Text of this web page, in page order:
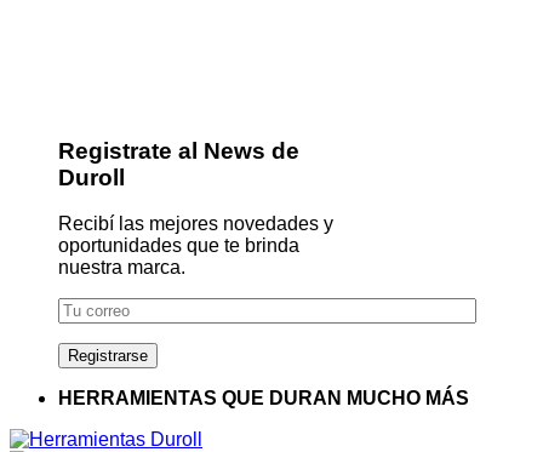
Registrate al News de
Duroll
Recibí las mejores novedades y
oportunidades que te brinda
nuestra marca.
HERRAMIENTAS QUE DURAN MUCHO MÁS